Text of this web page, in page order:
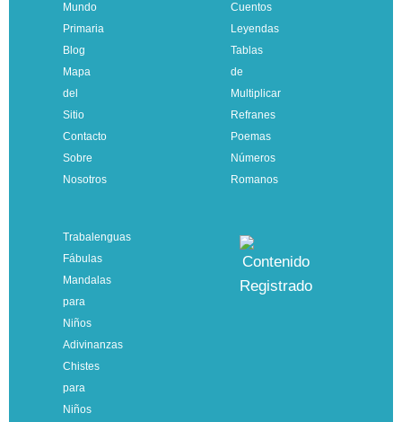
Mundo
Primaria
Blog
Mapa
del
Sitio
Contacto
Sobre
Nosotros
Cuentos
Leyendas
Tablas
de
Multiplicar
Refranes
Poemas
Números
Romanos
Trabalenguas
Fábulas
Mandalas
para
Niños
Adivinanzas
Chistes
para
Niños